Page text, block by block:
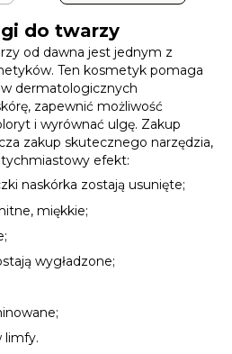
do twarzy
od dawna jest jednym z
Ten kosmetyk pomaga
dermatologicznych
zapewnić możliwość
i wyrównać ulgę. Zakup
zakup skutecznego narzędzia,
efekt:
naskórka zostają usunięte;
miękkie;
wygładzone;
limfy.